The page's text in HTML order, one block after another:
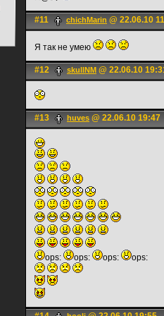
#11 chichMarin @ 22.06.10
Я так не умею
#12 skullNM @ 22.06.10
#13 huves @ 22.06.10 19:47
ops: ops: ops: ops: